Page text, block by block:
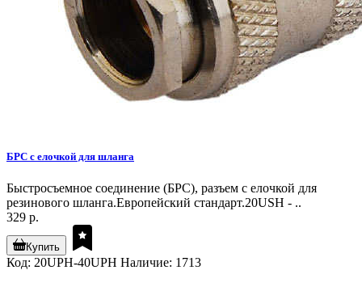
БРС с елочкой для шланга
Быстросъемное соединение (БРС), разъем с елочкой для
резинового шланга.Европейский стандарт.20USH - ..
329 р.
Купить
Код: 20UPH-40UPH Наличие: 1713